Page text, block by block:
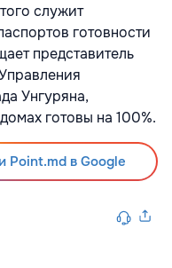
служит
готовности
представитель
Унгуряна,
готовы на 100%.
Point.md в Google